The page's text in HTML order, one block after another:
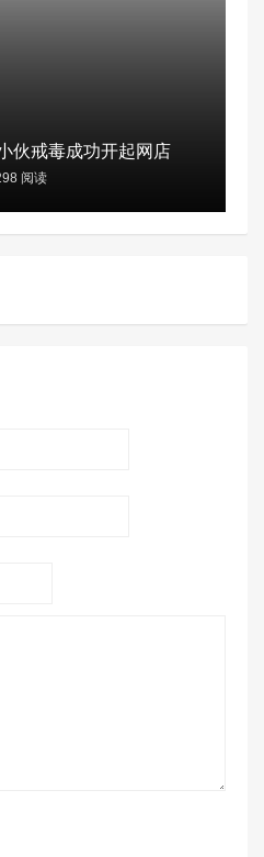
伙戒毒成功开起网店
阅读